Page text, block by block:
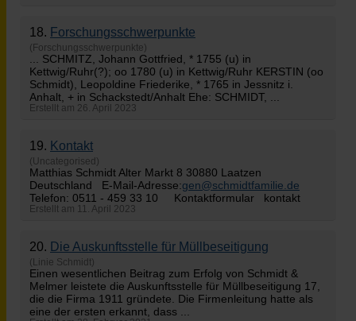
18. Forschungsschwerpunkte
(Forschungsschwerpunkte)
... SCHMITZ, Johann Gottfried, * 1755 (u) in
Kettwig/Ruhr(?); oo 1780 (u) in Kettwig/Ruhr KERSTIN (oo
Schmidt), Leopoldine Friederike, * 1765 in Jessnitz i.
Anhalt, + in Schackstedt/Anhalt Ehe: SCHMIDT, ...
Erstellt am 26. April 2023
19. Kontakt
(Uncategorised)
Matthias Schmidt Alter Markt 8 30880 Laatzen
Deutschland E-Mail-Adresse:gen@schmidtfamilie.de
Telefon: 0511 - 459 33 10 Kontaktformular kontakt
Erstellt am 11. April 2023
20. Die Auskunftsstelle für Müllbeseitigung
(Linie Schmidt)
Einen wesentlichen Beitrag zum Erfolg von Schmidt &
Melmer leistete die Auskunfts­stelle für Müllbeseitigung 17,
die die Firma 1911 gründete. Die Firmenleitung hatte als
eine der ersten erkannt, dass ...